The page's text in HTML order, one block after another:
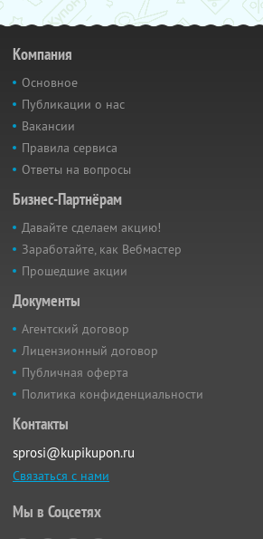
Компания
Основное
Публикации о нас
Вакансии
Правила сервиса
Ответы на вопросы
Бизнес-Партнёрам
Давайте сделаем акцию!
Заработайте, как Вебмастер
Прошедшие акции
Документы
Агентский договор
Лицензионный договор
Публичная оферта
Политика конфиденциальности
Контакты
sprosi@kupikupon.ru
Связаться с нами
Мы в Соцсетях